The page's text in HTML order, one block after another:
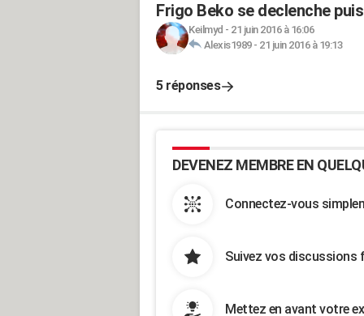
Frigo Beko se declenche
Keilmyd - 21 juin 2016 à 16:06
Alexis1989- 21 juin 2016 à 19:13
5 réponses
DEVENEZ MEMBRE EN
Connectez-vous
Suivez vos discussions
Mettez en avant votre